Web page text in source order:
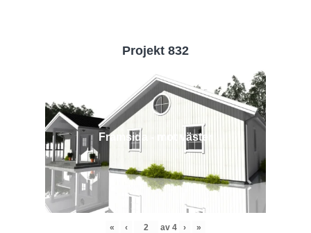
Projekt 832
Framsida - mot väster
« ‹ av 4 › »